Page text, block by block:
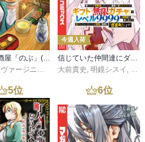
異世界居酒屋「のぶ」(22)
ヴァージニア二等兵 ,転
今週入荷
信じていた仲間達にダンジョン奥地で殺されかけたがギフト『無限ガチャ』でレベル９９９９の仲間達を手に入れて元パーティーメンバーと世界に復讐＆『ざまぁ！』します！（２３）
大前貴史 , 明鏡シスイ , ｔ
5位 6位